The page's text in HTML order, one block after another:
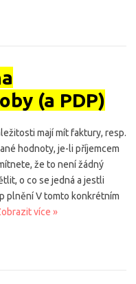
(a PDP)
mají mít faktury, resp.
hodnoty, je-li příjemcem
že to není žádný
o co se jedná a jestli
plnění V tomto konkrétním
více »